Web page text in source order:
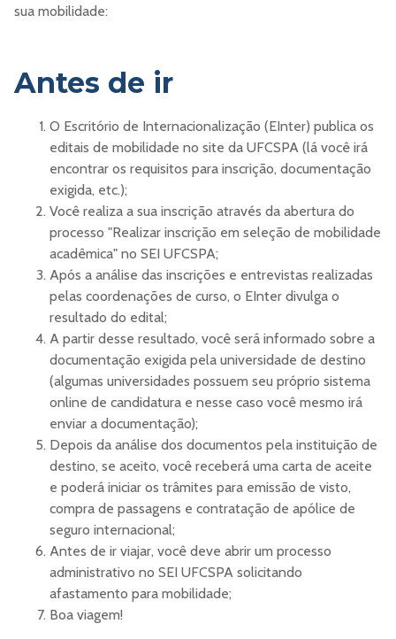
sua mobilidade:
Antes de ir
O Escritório de Internacionalização (EInter) publica os
editais de mobilidade no site da UFCSPA (lá você irá
encontrar os requisitos para inscrição, documentação
exigida, etc.);
Você realiza a sua inscrição através da abertura do
processo "Realizar inscrição em seleção de mobilidade
acadêmica" no SEI UFCSPA;
Após a análise das inscrições e entrevistas realizadas
pelas coordenações de curso, o EInter divulga o
resultado do edital;
A partir desse resultado, você será informado sobre a
documentação exigida pela universidade de destino
(algumas universidades possuem seu próprio sistema
online de candidatura e nesse caso você mesmo irá
enviar a documentação);
Depois da análise dos documentos pela instituição de
destino, se aceito, você receberá uma carta de aceite
e poderá iniciar os trâmites para emissão de visto,
compra de passagens e contratação de apólice de
seguro internacional;
Antes de ir viajar, você deve abrir um processo
administrativo no SEI UFCSPA solicitando
afastamento para mobilidade;
Boa viagem!